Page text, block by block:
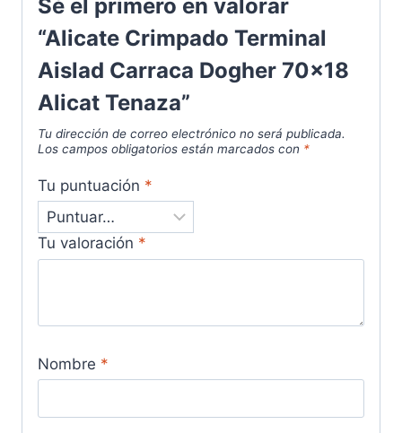
Sé el primero en valorar
“Alicate Crimpado Terminal
Aislad Carraca Dogher 70x18
Alicat Tenaza”
Tu dirección de correo electrónico no será publicada.
Los campos obligatorios están marcados con *
Tu puntuación *
Tu valoración *
Nombre *